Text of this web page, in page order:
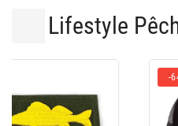
Lifestyle